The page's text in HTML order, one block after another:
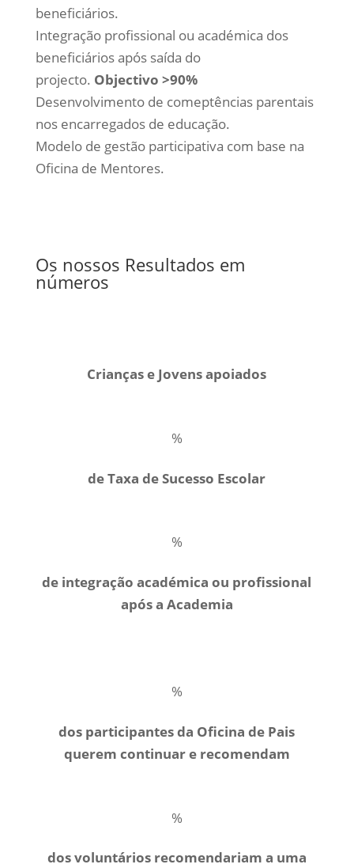
beneficiários.
Integração profissional ou académica dos
beneficiários após saída do
projecto. Objectivo >90%
Desenvolvimento de comeptências parentais
nos encarregados de educação.
Modelo de gestão participativa com base na
Oficina de Mentores.
Os nossos Resultados em
números
Crianças e Jovens apoiados
%
de Taxa de Sucesso Escolar
%
de integração académica ou profissional
após a Academia
%
dos participantes da Oficina de Pais
querem continuar e recomendam
%
dos voluntários recomendariam a uma